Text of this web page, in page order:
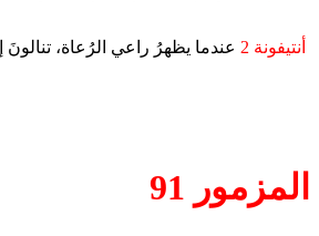
أنتيفونة 2 عندما يظهرُ راعي الرُعاة، تنالونَ
المزمور 91